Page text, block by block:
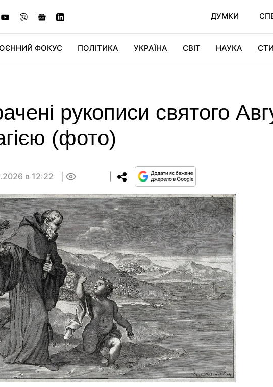
ДУМКИ
ФОКУС ПОЛІТИКА УКРАЇНА СВІТ НАУКА
рукописи святого
(фото)
в 12:22